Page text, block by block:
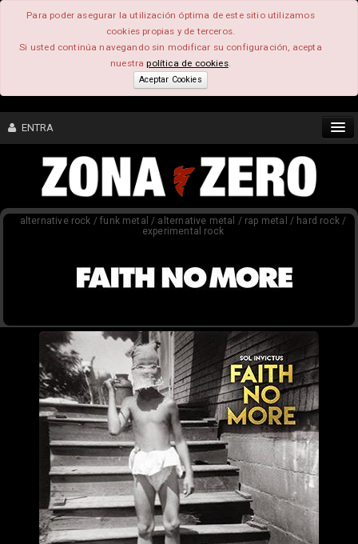
Para poder asegurar la utilización óptima de este sitio utilizamos
cookies propias y de terceros.
Si usted continúa navegando sin modificar su configuración, acepta
nuestrapolítica de cookies.
Aceptar Cookies
ENTRA
CONTENIDO
FEEEDBACK
alternative rock / funk metal / alternative metal / rap metal / hard rock /
experimental rock